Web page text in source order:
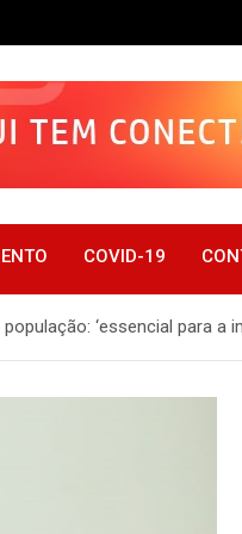
COVID-19
‘essencial para a